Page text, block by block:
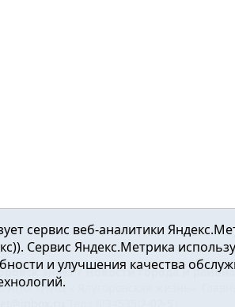
знает / Новости города и района
АНО «ИИЦ « Ялуторовская жизнь».
сервис веб-аналитики
Сервис Яндекс.Метрика
и улучшения качества